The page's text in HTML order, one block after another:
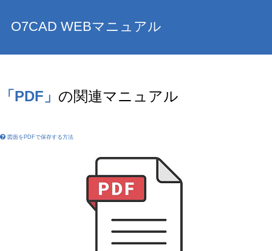
「PDF」 の関連マニュアル
図面をPDFで保存する方法
O7CAD WEBマニュアル